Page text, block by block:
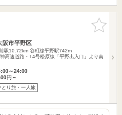
お気に入
りに追加
阪市平野区
駅10.72km 谷町線平野駅742m
神高速道路・14号松原線「平野出入口」より南
～24:00
円～
とり旅・一人旅